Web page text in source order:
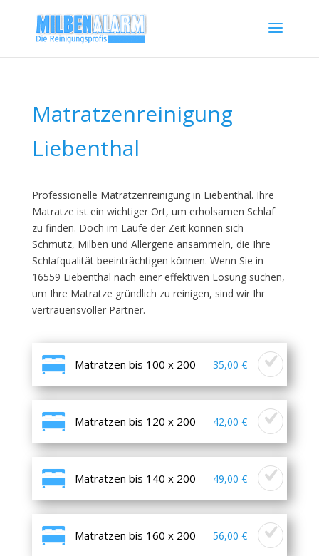
Matratzenreinigung
Liebenthal
Professionelle Matratzenreinigung in Liebenthal. Ihre
Matratze ist ein wichtiger Ort, um erholsamen Schlaf
zu finden. Doch im Laufe der Zeit können sich
Schmutz, Milben und Allergene ansammeln, die Ihre
Schlafqualität beeinträchtigen können. Wenn Sie in
16559 Liebenthal nach einer effektiven Lösung suchen,
um Ihre Matratze gründlich zu reinigen, sind wir Ihr
vertrauensvoller Partner.
Matratzen bis 100 x 200 35,00 €
Matratzen bis 120 x 200 42,00 €
Matratzen bis 140 x 200 49,00 €
Matratzen bis 160 x 200 56,00 €